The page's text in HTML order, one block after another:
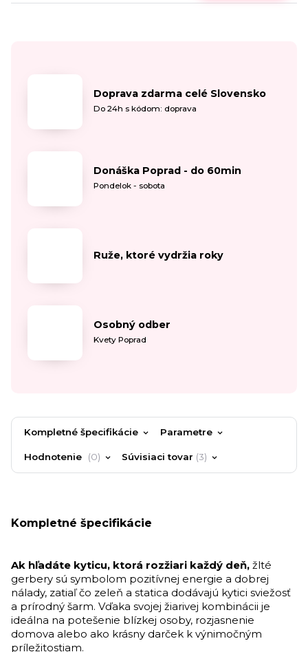
Doprava zdarma celé Slovensko
Do 24h s kódom: doprava
Donáška Poprad - do 60min
Pondelok - sobota
Ruže, ktoré vydržia roky
Osobný odber
Kvety Poprad
Kompletné špecifikácie Parametre
Hodnotenie 0 Súvisiaci tovar 3
Kompletné špecifikácie
Ak hľadáte kyticu, ktorá rozžiari každý deň, žlté
gerbery sú symbolom pozitívnej energie a dobrej
nálady, zatiaľ čo zeleň a statica dodávajú kytici sviežosť
a prírodný šarm. Vďaka svojej žiarivej kombinácii je
ideálna na potešenie blízkej osoby, rozjasnenie
domova alebo ako krásny darček k výnimočným
príležitostiam.